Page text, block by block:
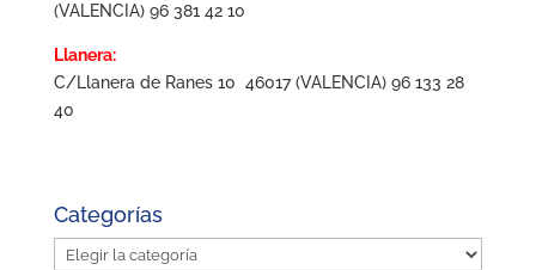
(VALENCIA) 96 381 42 10
Llanera:
C/Llanera de Ranes 10 46017 (VALENCIA) 96 133 28
40
Categorías
Categorías